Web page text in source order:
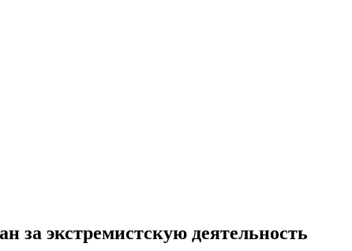
за экстремистскую деятельность